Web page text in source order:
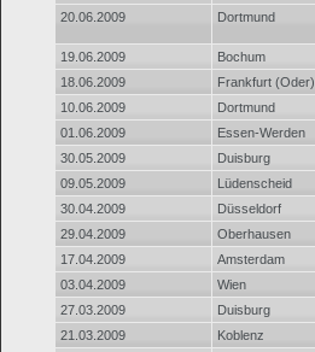
20.06.2009
Dortmund
19.06.2009
Bochum
18.06.2009
Frankfurt (Oder)
10.06.2009
Dortmund
01.06.2009
Essen-Werden
30.05.2009
Duisburg
09.05.2009
Lüdenscheid
30.04.2009
Düsseldorf
29.04.2009
Oberhausen
17.04.2009
Amsterdam
03.04.2009
Wien
27.03.2009
Duisburg
21.03.2009
Koblenz